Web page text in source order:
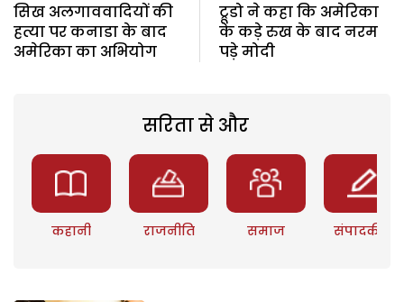
सिख अलगाववादियों की
हत्या पर कनाडा के बाद
अमेरिका का अभियोग
ट्रूडो ने कहा कि अमेरिका
के कड़े रुख के बाद नरम
पड़े मोदी
सरिता से और
कहानी राजनीति समाज संपादकीय